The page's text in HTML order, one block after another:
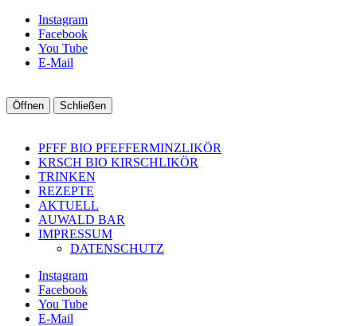
Instagram
Facebook
You Tube
E-Mail
Öffnen Schließen
PFFF BIO PFEFFERMINZLIKÖR
KRSCH BIO KIRSCHLIKÖR
TRINKEN
REZEPTE
AKTUELL
AUWALD BAR
IMPRESSUM
DATENSCHUTZ
Instagram
Facebook
You Tube
E-Mail